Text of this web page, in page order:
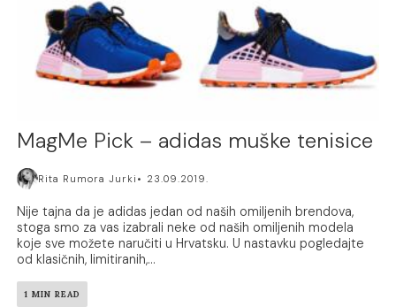
MagMe Pick – adidas muške tenisice
Rita Rumora Jurki 23.09.2019.
Nije tajna da je adidas jedan od naših omiljenih brendova,
stoga smo za vas izabrali neke od naših omiljenih modela
koje sve možete naručiti u Hrvatsku. U nastavku pogledajte
od klasičnih, limitiranih,...
1 MIN READ